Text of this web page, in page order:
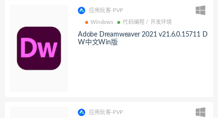
应用玩客-PVP
Windows 代码编程 / 开发环境
Adobe Dreamweaver 2021 v21.6.0.15711 D
W中文Win版
应用玩客-PVP